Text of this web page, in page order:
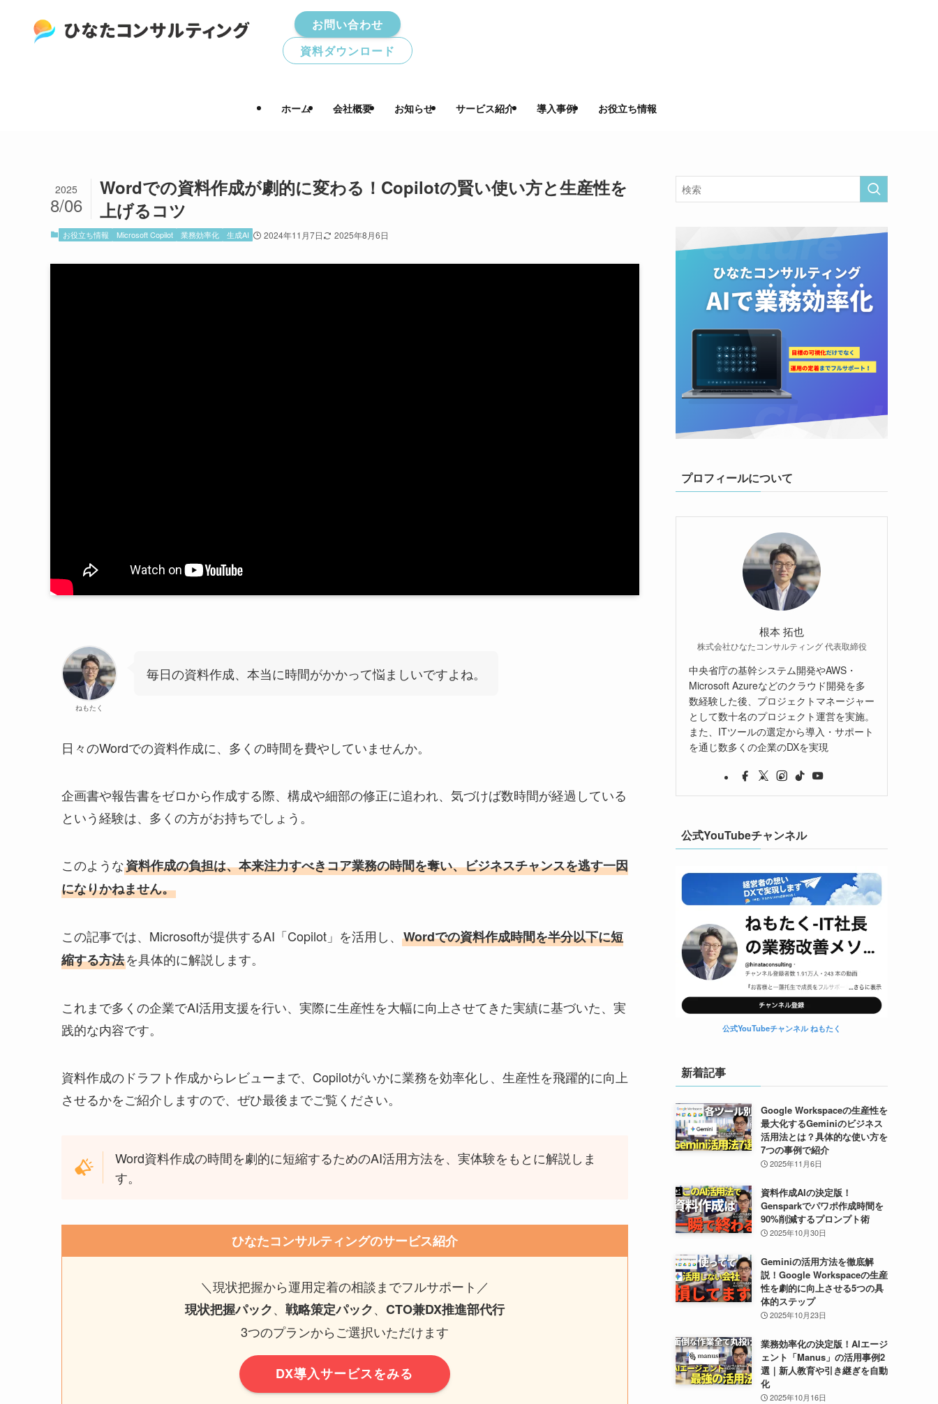
ホーム 会社概要 お知らせ サービス紹介 導入事例 お役立ち情報
お問い合わせ
資料ダウンロード
Wordでの資料作成が劇的に変わる！Copilotの賢い使い方と生産性を
上げるコツ
2025
8/06
お役立ち情報 Microsoft Copilot 業務効率化 生成AI 2024年11月7日 2025年8月6日
ねもたく
毎日の資料作成、本当に時間がかかって悩ましいですよね。
日々のWordでの資料作成に、多くの時間を費やしていませんか。
企画書や報告書をゼロから作成する際、構成や細部の修正に追われ、気づけば数時間が経過している
という経験は、多くの方がお持ちでしょう。
このような資料作成の負担は、本来注力すべきコア業務の時間を奪い、ビジネスチャンスを逃す一因
になりかねません。
この記事では、Microsoftが提供するAI「Copilot」を活用し、 Wordでの資料作成時間を半分以下に短
縮する方法を具体的に解説します。
これまで多くの企業でAI活用支援を行い、実際に生産性を大幅に向上させてきた実績に基づいた、実
践的な内容です。
資料作成のドラフト作成からレビューまで、Copilotがいかに業務を効率化し、生産性を飛躍的に向上
させるかをご紹介しますので、ぜひ最後までご覧ください。
Word資料作成の時間を劇的に短縮するためのAI活用方法を、実体験をもとに解説しま
す。
ひなたコンサルティングのサービス紹介
＼現状把握から運用定着の相談までフルサポート／
現状把握パック、 戦略策定パック、 CTO兼DX推進部代行
3つのプランからご選択いただけます
DX導入サービスをみる
プロフィールについて
根本 拓也
株式会社ひなたコンサルティング 代表取締役
中央省庁の基幹システム開発やAWS・
Microsoft Azureなどのクラウド開発を多
数経験した後、プロジェクトマネージャー
として数十名のプロジェクト運営を実施。
また、ITツールの選定から導入・サポート
を通じ数多くの企業のDXを実現
公式YouTubeチャンネル
公式YouTubeチャンネル ねもたく
新着記事
Google Workspaceの生産性を
最大化するGeminiのビジネス
活用法とは？具体的な使い方を
7つの事例で紹介
2025年11月6日
資料作成AIの決定版！
Gensparkでパワポ作成時間を
90%削減するプロンプト術
2025年10月30日
Geminiの活用方法を徹底解
説！Google Workspaceの生産
性を劇的に向上させる5つの具
体的ステップ
2025年10月23日
業務効率化の決定版！AIエージ
ェント「Manus」の活用事例2
選｜新人教育や引き継ぎを自動
化
2025年10月16日